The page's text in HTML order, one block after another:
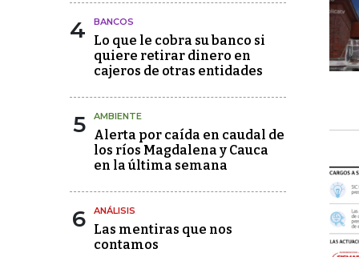
4 BANCOS
Lo que le cobra su banco si
quiere retirar dinero en
cajeros de otras entidades
5 AMBIENTE
Alerta por caída en caudal de
los ríos Magdalena y Cauca
en la última semana
6 ANÁLISIS
Las mentiras que nos
contamos